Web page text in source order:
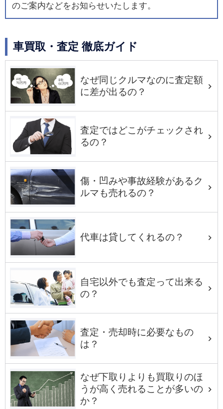
のご案内などをお知らせいたします。
車買取・査定 徹底ガイド
なぜ同じクルマなのに査定額
に差が出るの？
査定ではどこがチェックされ
るの？
傷・凹みや事故経験があるク
ルマも売れるの？
代車は貸してくれるの？
自宅以外でも査定って出来る
の？
査定・売却時に必要なもの
は？
なぜ下取りよりも買取りのほ
うが高く売れることが多いの
か？